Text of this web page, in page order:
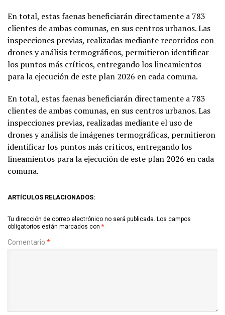
En total, estas faenas beneficiarán directamente a 783
clientes de ambas comunas, en sus centros urbanos. Las
inspecciones previas, realizadas mediante recorridos con
drones y análisis termográficos, permitieron identificar
los puntos más críticos, entregando los lineamientos
para la ejecución de este plan 2026 en cada comuna.
En total, estas faenas beneficiarán directamente a 783
clientes de ambas comunas, en sus centros urbanos. Las
inspecciones previas, realizadas mediante el uso de
drones y análisis de imágenes termográficas, permitieron
identificar los puntos más críticos, entregando los
lineamientos para la ejecución de este plan 2026 en cada
comuna.
ARTÍCULOS RELACIONADOS:
Tu dirección de correo electrónico no será publicada. Los campos
obligatorios están marcados con *
Comentario *